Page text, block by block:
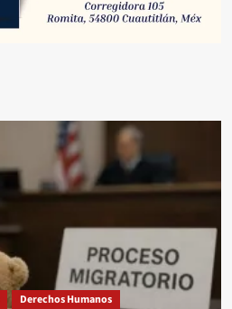
Derechos Humanos